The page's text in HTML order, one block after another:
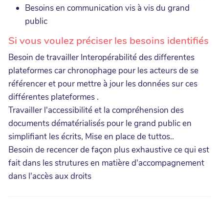
Besoins en communication vis à vis du grand
public
Si vous voulez préciser les besoins identifiés
Besoin de travailler Interopérabilité des differentes
plateformes car chronophage pour les acteurs de se
référencer et pour mettre à jour les données sur ces
différentes plateformes .
Travailler l'accessibilité et la compréhension des
documents dématérialisés pour le grand public en
simplifiant les écrits, Mise en place de tuttos..
Besoin de recencer de façon plus exhaustive ce qui est
fait dans les strutures en matière d'accompagnement
dans l'accès aux droits